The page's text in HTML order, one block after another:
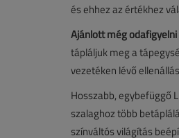
és ehhez az értékhez
Ajánlott még odafigyelni
tápláljuk meg a
vezetéken lévő
Hosszabb, egybefüggő
szalaghoz több
színváltós világítás